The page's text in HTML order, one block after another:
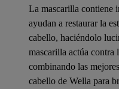
La mascarilla contiene
ayudan a restaurar la
cabello, haciéndolo
mascarilla actúa contra
combinando las
cabello de Wella para